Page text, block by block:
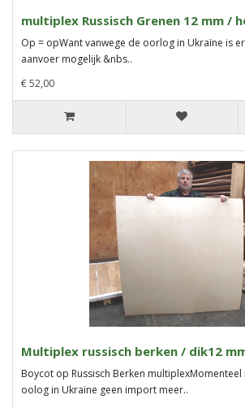
multiplex Russisch Grenen 12 mm /
Op = opWant vanwege de oorlog in Ukraïne is
aanvoer mogelijk &nbs..
€ 52,00
Multiplex russisch berken / dik12
Boycot op Russisch Berken multiplexMomenteel
oolog in Ukraïne geen import meer..